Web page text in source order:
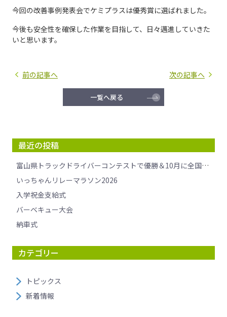
今回の改善事例発表会でケミプラスは優秀賞に選ばれました。
今後も安全性を確保した作業を目指して、日々邁進していきた
いと思います。
前の記事へ 次の記事へ
一覧へ戻る
最近の投稿
富山県トラックドライバーコンテストで優勝＆10月に全国大会へ挑戦します！
いっちゃんリレーマラソン2026
入学祝金支給式
バーベキュー大会
納車式
カテゴリー
トピックス
新着情報